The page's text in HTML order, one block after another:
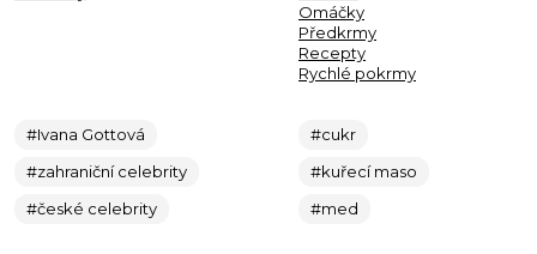
#Ivana Gottová
#zahraniční celebrity
#české celebrity
Omáčky
Předkrmy
Recepty
Rychlé pokrmy
#cukr
#kuřecí maso
#med